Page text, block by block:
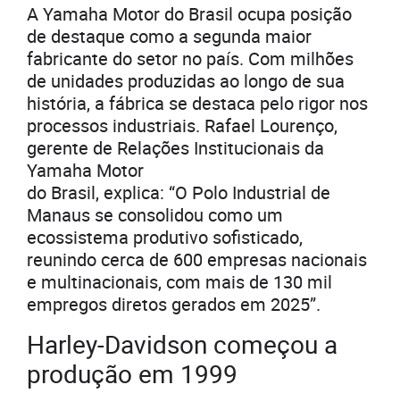
A Yamaha Motor do Brasil ocupa posição
de destaque como a segunda maior
fabricante do setor no país. Com milhões
de unidades produzidas ao longo de sua
história, a fábrica se destaca pelo rigor nos
processos industriais. Rafael Lourenço,
gerente de Relações Institucionais da
Yamaha Motor
do Brasil, explica: “O Polo Industrial de
Manaus se consolidou como um
ecossistema produtivo sofisticado,
reunindo cerca de 600 empresas nacionais
e multinacionais, com mais de 130 mil
empregos diretos gerados em 2025”.
Harley-Davidson começou a
produção em 1999